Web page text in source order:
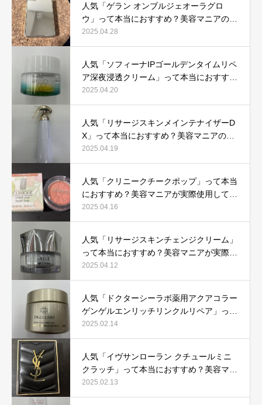
人気「ゲラン オンブルジェオーラグロ
ウ」って本当におすすめ？美容マニアの私
が実際使用して、口コミを検証！
2025.04.28
人気「ソフィーナIPゴールデンタイムリペ
ア深夜浸透クリーム」って本当におすす
め？美容マニアが実際使用して口コミを検
証！
2025.04.20
人気「リサージスキンメインテナイザーD
X」って本当におすすめ？美容マニアの私
が実際使用して、口コミを検証！
2025.04.19
人気「クリニークチークポップ」って本当
におすすめ？美容マニアが実際使用して口
コミを検証！
2025.04.16
人気「リサージスキンチェンジクリーム」
って本当におすすめ？美容マニアが実際使
用して口コミを検証！
2025.04.12
人気「ドクターシーラボ薬用アクアコラー
ゲンゲルエンリッチリンクルリペア」って
本当におすすめ？美容マニアが実際使用し
て口コミを検証
2025.02.14
人気「イヴサンローラン クチュールミニ
クラッチ」って本当におすすめ？美容マニ
アが実際使用して口コミを検証！
2025.02.13